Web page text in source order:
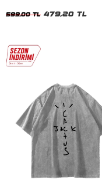
Tshirt
599,00 TL 479,20 TL